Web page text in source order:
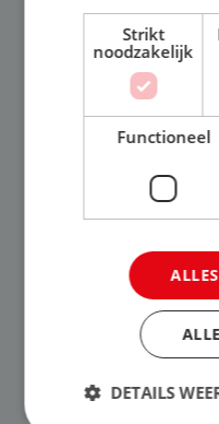
STAGIAIRE HR
ADMINISTRATIE
's-
Je krijgt de kans om
op verschillende
ITG Companies wil...
BEKIJK VACATURE
Strikt
noodzakelijk
Functioneel
DETAILS